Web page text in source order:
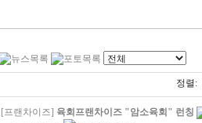
정렬:
[프랜차이즈] 육회프랜차이즈 "암소육회" 런칭